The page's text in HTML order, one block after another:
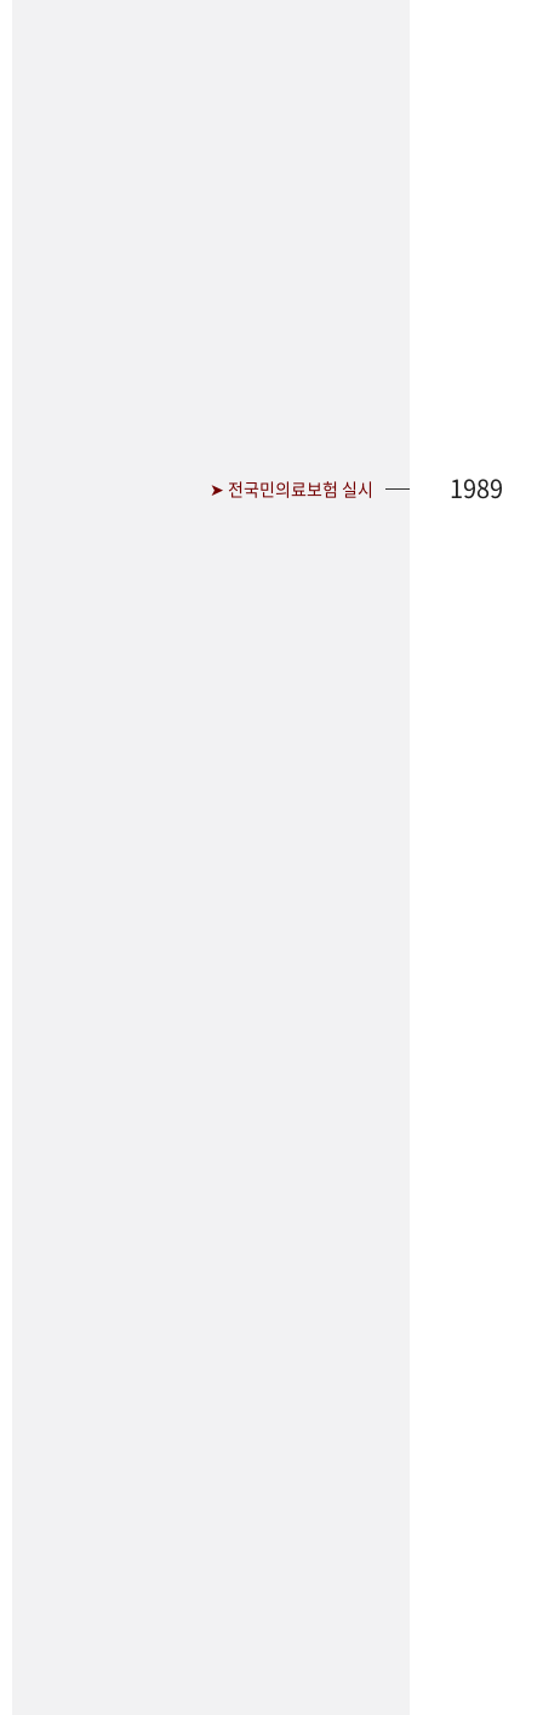
➤ 전국민의료보험 실시 1989